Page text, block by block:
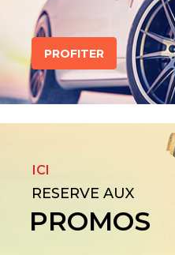
PROFITER
ICI
RESERVE AUX
PROMOS